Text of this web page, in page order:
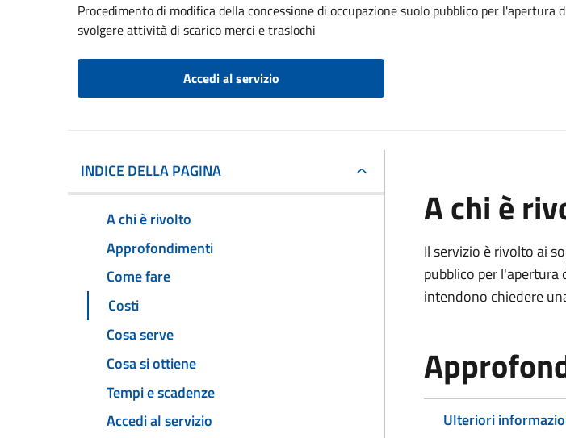
Procedimento di modifica della concessione di occupazione suolo pubblico per l'apertura
svolgere attività di scarico merci e traslochi
Accedi al servizio
INDICE DELLA PAGINA
A chi è rivolto
Approfondimenti
Come fare
Costi
Cosa serve
Cosa si ottiene
Tempi e scadenze
Accedi al servizio
A chi è
Il servizio è rivolto ai
pubblico per
intendono chiedere
Ulteriori